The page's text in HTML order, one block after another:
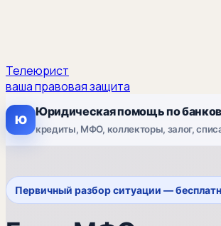
Телеюрист
ваша правовая защита
Ю
Юридическая помощь по
кредиты, МФО, коллекторы, залог,
Первичный разбор ситуации —